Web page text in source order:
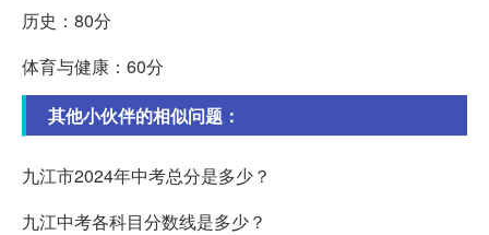
历史：80分
体育与健康：60分
其他小伙伴的相似问题：
九江市2024年中考总分是多少？
九江中考各科目分数线是多少？